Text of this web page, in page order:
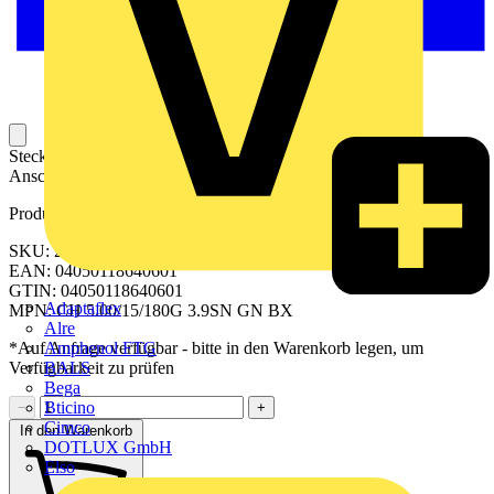
Adaptaflex
Alre
Amphenol FTG
BALS
Bega
Bticino
Cimco
DOTLUX GmbH
Elso
Steckbarer Leiterplatten-Anschluss mit innovatiever
Anschlusstechnologie für eine sichere und intuitive Handhabung.
Produktkennzeichen
SKU: 2646370000
EAN: 04050118640601
GTIN: 04050118640601
MPN: CH 5.00/15/180G 3.9SN GN BX
*Auf Anfrage verfügbar - bitte in den Warenkorb legen, um
Verfügbarkeit zu prüfen
−
+
In den Warenkorb